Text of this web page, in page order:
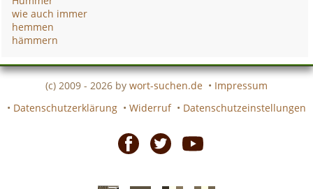
wie auch immer
hemmen
hämmern
(c) 2009 - 2026 by wort-suchen.de • Impressum
• Datenschutzerklärung • Widerruf • Datenschutzeinstellungen